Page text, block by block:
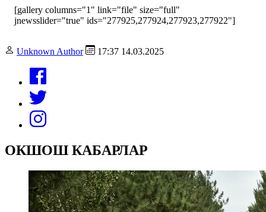
[gallery columns="1" link="file" size="full"
jnewsslider="true" ids="277925,277924,277923,277922"]
Unknown Author 17:37 14.03.2025
ОКШОШ КАБАРЛАР